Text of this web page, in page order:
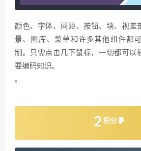
颜色、字体、间距、按钮、块、视差
景、图库、菜单和许多其他组件都
制。只需点击几下鼠标，一切都可以
要编码知识。
。
2 积分